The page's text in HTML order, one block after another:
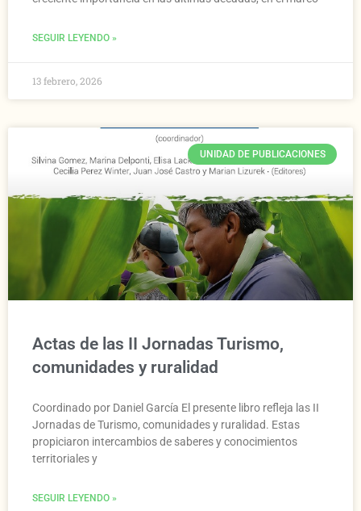
SEGUIR LEYENDO »
13 febrero, 2026
UNIDAD DE PUBLICACIONES
Actas de las II Jornadas Turismo,
comunidades y ruralidad
Coordinado por Daniel García El presente libro refleja las II
Jornadas de Turismo, comunidades y ruralidad. Estas
propiciaron intercambios de saberes y conocimientos
territoriales y
SEGUIR LEYENDO »